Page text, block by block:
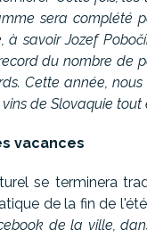
sera complété
à savoir Jozef
du nombre de
Cette année,
de Slovaquie
vacances
se terminera
de la fin de
de la ville,